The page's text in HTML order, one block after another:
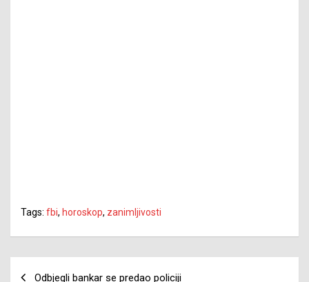
Tags: fbi, horoskop, zanimljivosti
Odbjegli bankar se predao policiji